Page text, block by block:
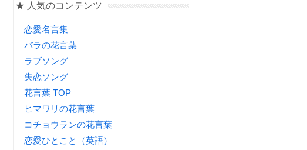
★ 人気のコンテンツ
恋愛名言集
バラの花言葉
ラブソング
失恋ソング
花言葉 TOP
ヒマワリの花言葉
コチョウランの花言葉
恋愛ひとこと（英語）